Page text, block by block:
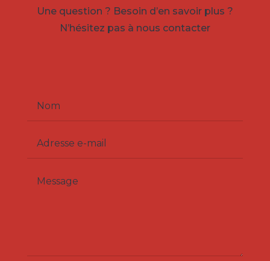
Une question ? Besoin d’en savoir plus ?
N’hésitez pas à nous contacter